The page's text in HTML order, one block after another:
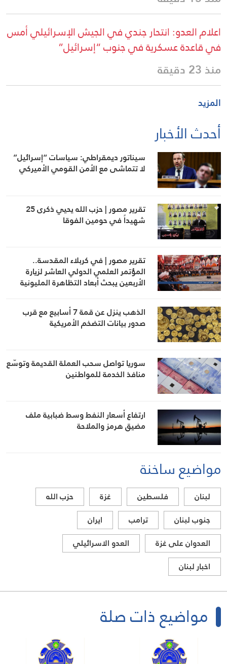
اعلام العدو: انتحار جندي في الجيش الإسرائيلي أمس
في قاعدة عسكرية في جنوب “إسرائيل”
منذ 23 دقيقة
المزيد
أحدث الأخبار
سيناتور ديمقراطي: سياسات “إسرائيل”
لا تتماشى مع الأمن القومي الأميركي
تقرير مصور | حزب الله يحيي ذكرى 25
شهيداً في حومين الفوقا
تقرير مصور | في كربلاء المقدسة..
المؤتمر العلمي الدولي العاشر لزيارة
الأربعين يبحث أبعاد التظاهرة المليونية
الذهب ينزل عن قمة 7 أسابيع مع قرب
صدور بيانات التضخم الأمريكية
سوريا تواصل سحب العملة القديمة وتوسّع
منافذ الخدمة للمواطنين
ارتفاع أسعار النفط وسط ضبابية ملف
مضيق هرمز والملاحة
مواضيع ساخنة
لبنان فلسطين غزة
حزب الله
جنوب لبنان
ترامب
ايران
العدوان على غزة
العدو الاسرائيلي
اخبار لبنان
مواضيع ذات صلة